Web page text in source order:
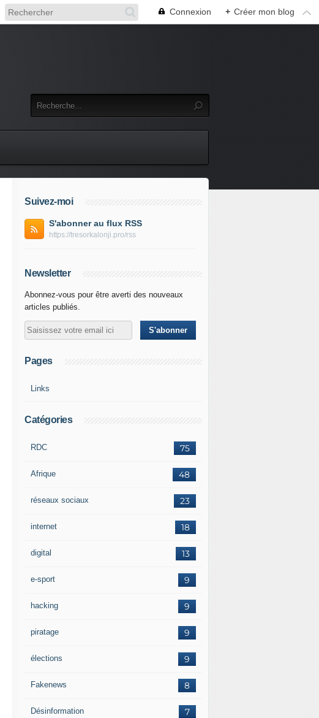
Connexion + Créer mon blog
Suivez-moi
S'abonner au flux RSS
https://tresorkalonji.pro/rss
Newsletter
Abonnez-vous pour être averti des nouveaux
articles publiés.
Pages
Links
Catégories
75
RDC
48
Afrique
23
réseaux sociaux
18
internet
13
digital
9
e-sport
9
hacking
9
piratage
9
élections
8
Fakenews
7
Désinformation